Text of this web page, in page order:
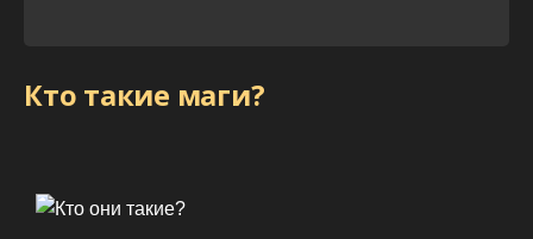
Кто такие маги?